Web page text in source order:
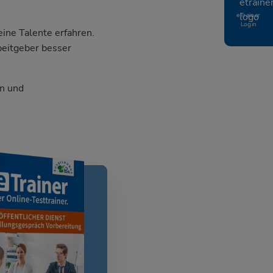
eTrainer
Login
Talente erfahren.
besser
und